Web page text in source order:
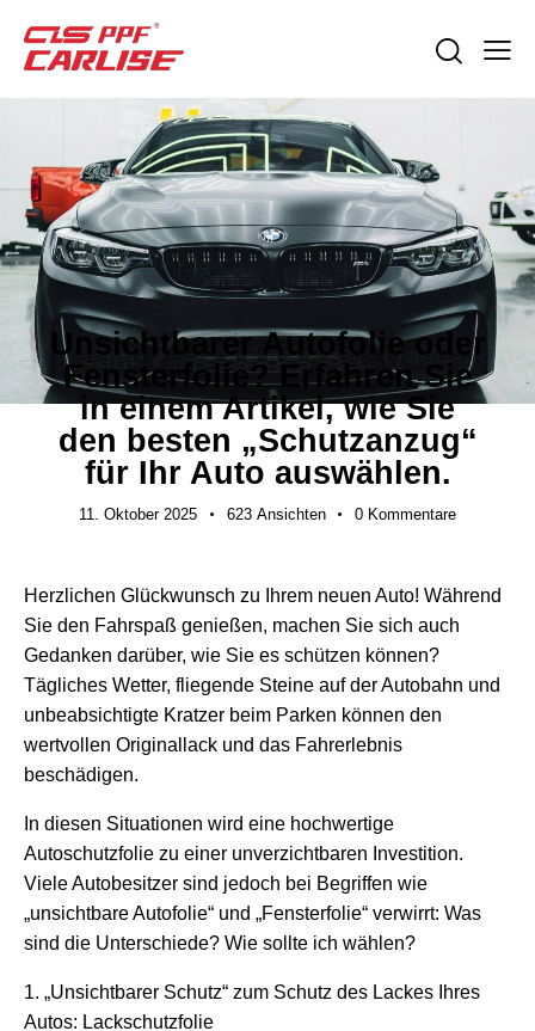
EXPORTLEITFÄDEN
Unsichtbarer Autofolie oder
Fensterfolie? Erfahren Sie
in einem Artikel, wie Sie
den besten „Schutzanzug“
für Ihr Auto auswählen.
11. Oktober 2025 623 Ansichten 0 Kommentare
Herzlichen Glückwunsch zu Ihrem neuen Auto! Während
Sie den Fahrspaß genießen, machen Sie sich auch
Gedanken darüber, wie Sie es schützen können?
Tägliches Wetter, fliegende Steine auf der Autobahn und
unbeabsichtigte Kratzer beim Parken können den
wertvollen Originallack und das Fahrerlebnis
beschädigen.
In diesen Situationen wird eine hochwertige
Autoschutzfolie zu einer unverzichtbaren Investition.
Viele Autobesitzer sind jedoch bei Begriffen wie
„unsichtbare Autofolie“ und „Fensterfolie“ verwirrt: Was
sind die Unterschiede? Wie sollte ich wählen?
1. „Unsichtbarer Schutz“ zum Schutz des Lackes Ihres
Autos: Lackschutzfolie